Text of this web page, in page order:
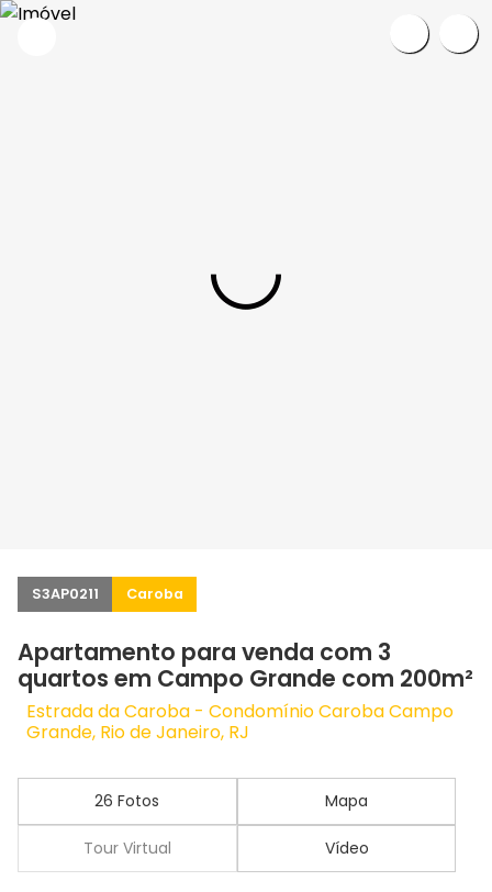
S3AP0211 Caroba
Apartamento para venda com 3
quartos em Campo Grande com 200m²
Estrada da Caroba - Condomínio Caroba Campo
Grande, Rio de Janeiro, RJ
26 Fotos Mapa
Tour Virtual Vídeo